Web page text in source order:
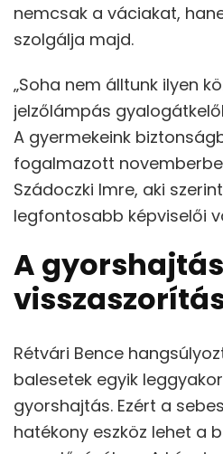
nemcsak a váciakat,
szolgálja majd.
„Soha nem álltunk ilyen
jelzőlámpás
A gyermekeink
fogalmazott
Szádoczki Imre, aki
legfontosabb képviselői
A gyorshajtás
Rétvári Bence
balesetek egyik
gyorshajtás. Ezért a
hatékony eszköz lehet a